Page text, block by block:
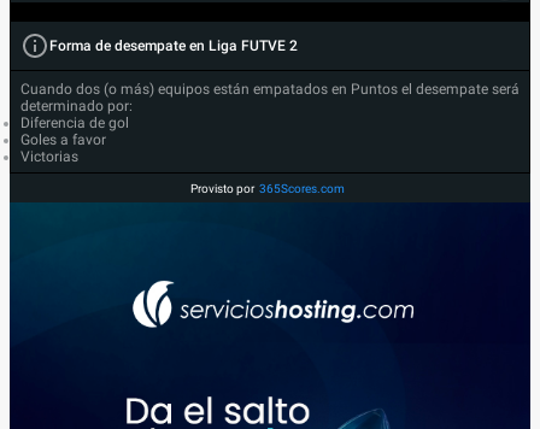
Forma de desempate en Liga FUTVE 2
Cuando dos (o más) equipos están empatados en Puntos el desempate será
determinado por:
Diferencia de gol
Goles a favor
Victorias
Provisto por 365Scores.com